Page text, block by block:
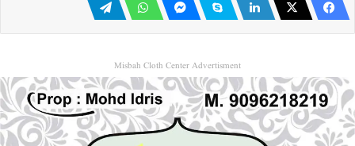
Misbah Cloth Center Advertisment